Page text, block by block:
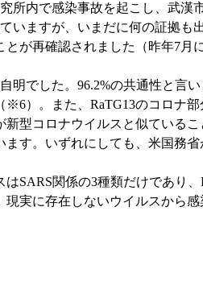
所内で感染事故を起こし、武漢
いますが、いまだに何の証拠も
が再確認されました（昨年7
でした。96.2%の共通性と言
）。また、RaTG13のコロナ
型コロナウイルスと似ている
す。いずれにしても、米国務
関係の3種類だけであり
実に存在しないウイルスから